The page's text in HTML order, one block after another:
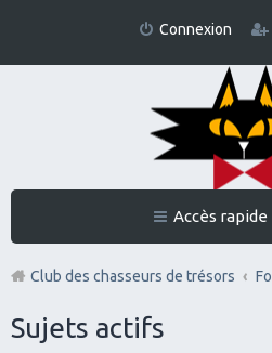
Connexion
Accès rapide
Club des chasseurs de trésors
Sujets actifs